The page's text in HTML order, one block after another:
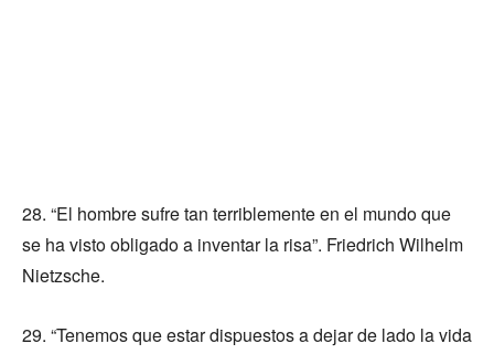
28. “El hombre sufre tan terriblemente en el mundo que
se ha visto obligado a inventar la risa”. Friedrich Wilhelm
Nietzsche.
29. “Tenemos que estar dispuestos a dejar de lado la vida